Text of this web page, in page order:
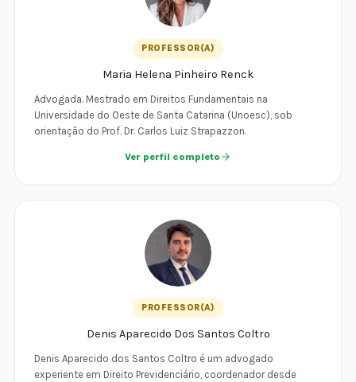
PROFESSOR(A)
Maria Helena Pinheiro Renck
Advogada. Mestrado em Direitos Fundamentais na
Universidade do Oeste de Santa Catarina (Unoesc), sob
orientação do Prof. Dr. Carlos Luiz Strapazzon.
Ver perfil completo
PROFESSOR(A)
Denis Aparecido Dos Santos Coltro
Denis Aparecido dos Santos Coltro é um advogado
experiente em Direito Previdenciário, coordenador desde